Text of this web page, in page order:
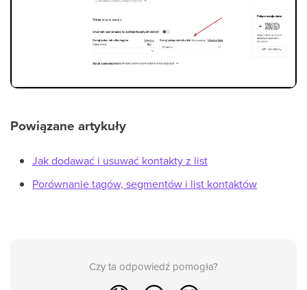
Powiązane artykuły
Jak dodawać i usuwać kontakty z list
Porównanie tagów, segmentów i list kontaktów
Czy ta odpowiedź pomogła?